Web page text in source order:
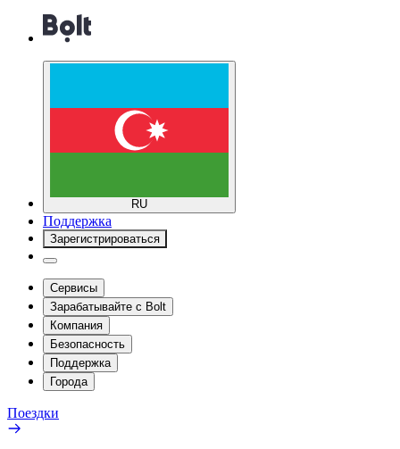
RU
Поддержка
Зарегистрироваться
Сервисы
Зарабатывайте с Bolt
Компания
Безопасность
Поддержка
Города
Поездки